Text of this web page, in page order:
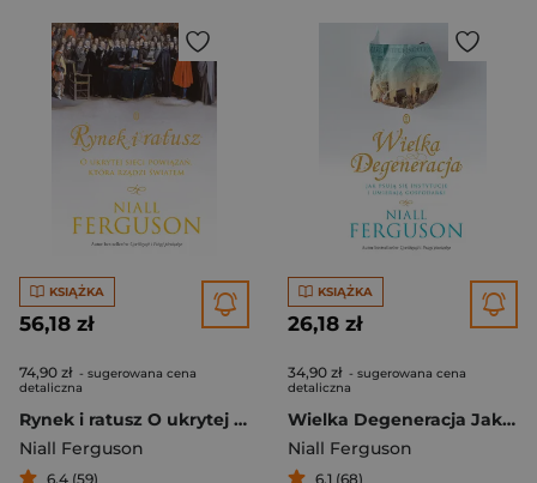
KSIĄŻKA
56,18 zł
74,90 zł - sugerowana cena
detaliczna
Rynek i ratusz O ukrytej sieci powiązań, która rządzi światem
Niall Ferguson
6,4 (59)
KSIĄŻKA
26,18 zł
34,90 zł - sugerowana cena
detaliczna
Wielka Degeneracja Jak psują się instytucje i umierają gospodarki
Niall Ferguson
6,1 (68)